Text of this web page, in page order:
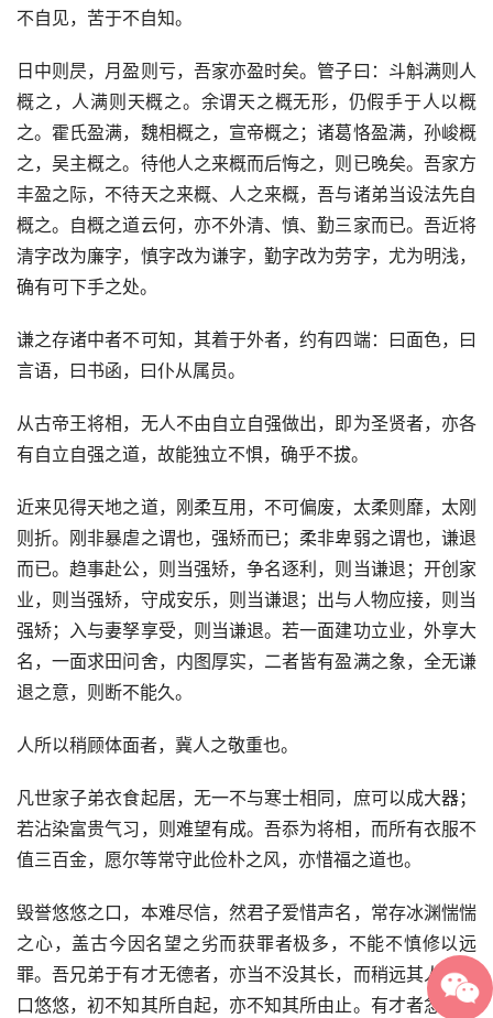
不自见，苦于不自知。
日中则昃，月盈则亏，吾家亦盈时矣。管子曰：斗斛满则人
概之，人满则天概之。余谓天之概无形，仍假手于人以概
之。霍氏盈满，魏相概之，宣帝概之；诸葛恪盈满，孙峻概
之，吴主概之。待他人之来概而后悔之，则已晚矣。吾家方
丰盈之际，不待天之来概、人之来概，吾与诸弟当设法先自
概之。自概之道云何，亦不外清、慎、勤三家而已。吾近将
清字改为廉字，慎字改为谦字，勤字改为劳字，尤为明浅，
确有可下手之处。
谦之存诸中者不可知，其着于外者，约有四端：曰面色，曰
言语，曰书函，曰仆从属员。
从古帝王将相，无人不由自立自强做出，即为圣贤者，亦各
有自立自强之道，故能独立不惧，确乎不拔。
近来见得天地之道，刚柔互用，不可偏废，太柔则靡，太刚
则折。刚非暴虐之谓也，强矫而已；柔非卑弱之谓也，谦退
而已。趋事赴公，则当强矫，争名逐利，则当谦退；开创家
业，则当强矫，守成安乐，则当谦退；出与人物应接，则当
强矫；入与妻孥享受，则当谦退。若一面建功立业，外享大
名，一面求田问舍，内图厚实，二者皆有盈满之象，全无谦
退之意，则断不能久。
人所以稍顾体面者，冀人之敬重也。
凡世家子弟衣食起居，无一不与寒士相同，庶可以成大器；
若沾染富贵气习，则难望有成。吾忝为将相，而所有衣服不
值三百金，愿尔等常守此俭朴之风，亦惜福之道也。
毁誉悠悠之口，本难尽信，然君子爱惜声名，常存冰渊惴惴
之心，盖古今因名望之劣而获罪者极多，不能不慎修以远
罪。吾兄弟于有才无德者，亦当不没其长，而稍远其人。众
口悠悠，初不知其所自起，亦不知其所由止。有才者忿疑谤